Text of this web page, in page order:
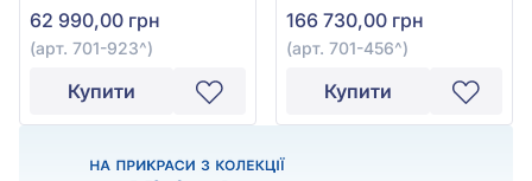
62 990,00 грн
(арт. 701-923^)
Купити
166 730,00 грн
(арт. 701-456^)
Купити